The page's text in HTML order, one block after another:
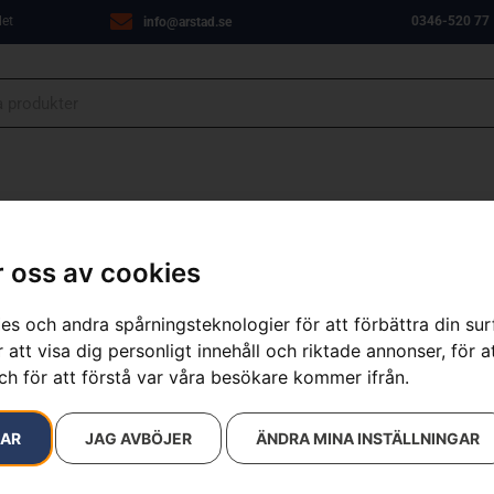
oss av cookies
och andra spårningsteknologier för att förbättra din
visa dig personligt innehåll och riktade annonser, för
för att förstå var våra besökare kommer ifrån.
JAG AVBÖJER ÄNDRA MINA INSTÄLLNINGAR
info@arstad.se 0346-520 77